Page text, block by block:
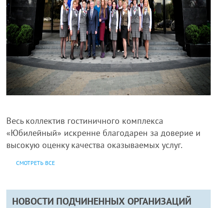
НОВОСТИ ПОДЧИНЕННЫХ ОРГАНИЗАЦИЙ
Весь коллектив гостиничного комплекса
«Юбилейный» искренне благодарен за доверие и
высокую оценку качества оказываемых услуг.
СМОТРЕТЬ ВСЕ